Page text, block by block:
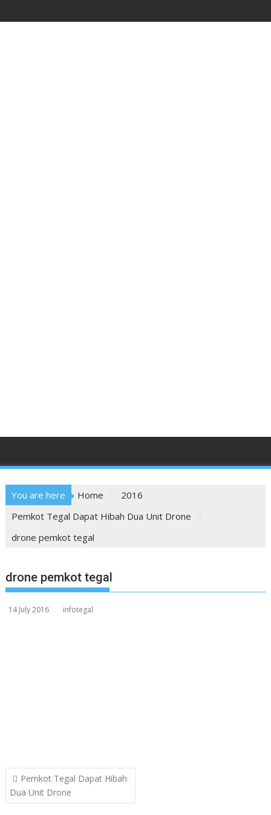
to
You are here Home
2016
Pemkot Tegal Dapat Hibah Dua Unit Drone
drone pemkot tegal
drone pemkot tegal
14 July 2016 infotegal
Post
navigation
Pemkot Tegal Dapat Hibah
Dua Unit Drone